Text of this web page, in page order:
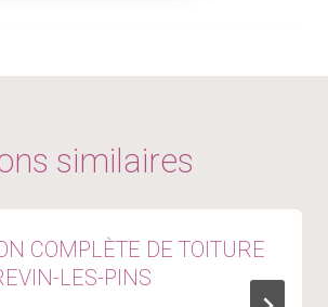
similaires
COMPLÈTE DE TOITURE
LES-PINS